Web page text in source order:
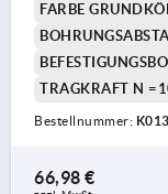
FARBE
TRAGKRAFT N
Bestellnummer:
66,98 €